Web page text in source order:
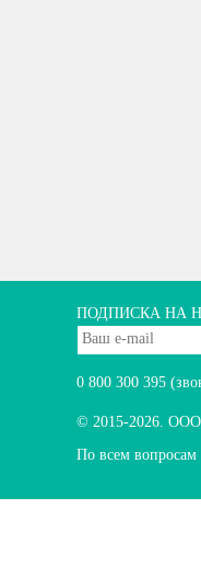
ПОДПИСКА НА
0 800 300 395
© 2015-2026. ООО
По всем вопросам